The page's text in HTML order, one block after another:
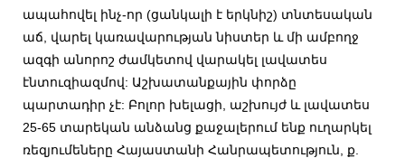
ապահովել ինչ-որ (ցանկալի է երկնիշ) տնտեսական
աճ, վարել կառավարության նիստեր և մի ամբողջ
ազգի անորոշ ժամկետով վարակել լավատես
էնտուզիազմով: Աշխատանքային փորձը
պարտադիր չէ: Բոլոր խելացի, աշխույժ և լավատես
25-65 տարեկան անձանց քաջալերում ենք ուղարկել
ռեզյումեները Հայաստանի Հանրապետություն, ք.